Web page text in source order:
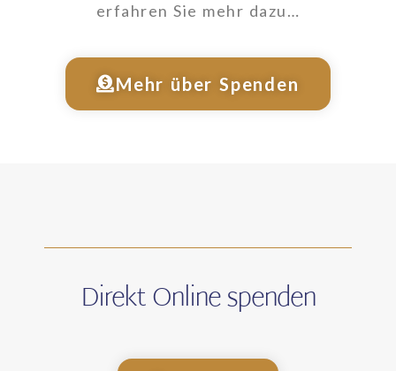
erfahren Sie mehr dazu…
Mehr über Spenden
Direkt Online spenden